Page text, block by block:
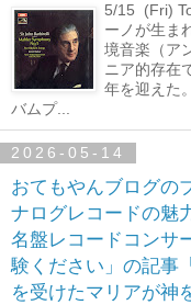
5/15 (Fri)
ーノが生ま
境音楽（ア
ニア的存在
年を迎えた
バムプ...
2026-05-14
おてもやんブログの
ナログレコードの魅
名盤レコードコンサ
験ください」の記事
を受けたマリアが神